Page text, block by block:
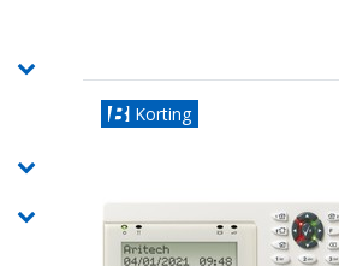
Korting